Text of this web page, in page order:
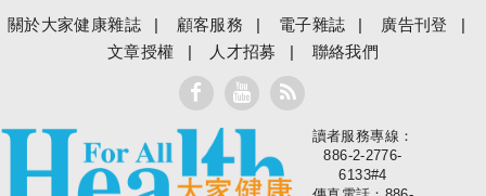
關於大家健康雜誌 顧客服務 電子雜誌
廣告刊登
文章授權
人才招募 聯絡我們
大家健康
讀者服務專線：
886-2-2776-
6133#4